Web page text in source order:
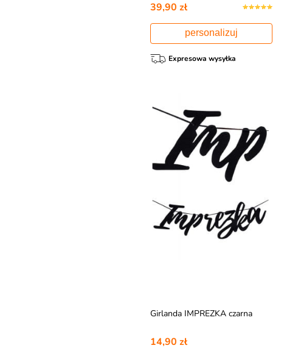
39,90 zł
personalizuj
Expresowa wysyłka
Girlanda IMPREZKA czarna
14,90 zł